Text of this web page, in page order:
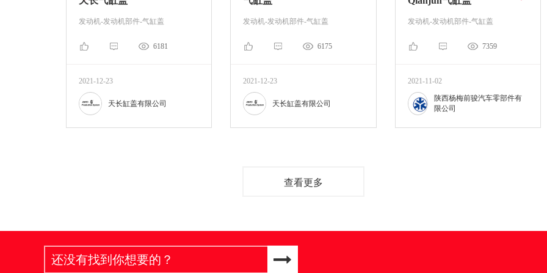
发动机-发动机部件-气缸盖
6181
2021-12-23
天长缸盖有限公司
发动机-发动机部件-气缸盖
6175
2021-12-23
天长缸盖有限公司
发动机-发动机部件-气缸盖
7359
2021-11-02
陕西杨梅前骏汽车零部件有
限公司
查看更多